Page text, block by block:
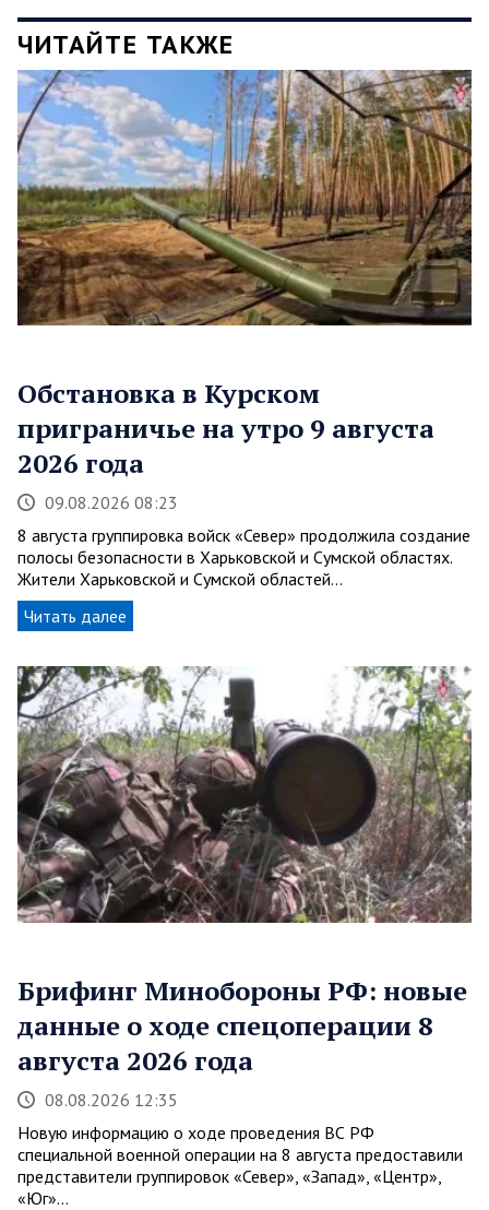
ЧИТАЙТЕ ТАКЖЕ
Обстановка в Курском
приграничье на утро 9 августа
2026 года
09.08.2026 08:23
8 августа группировка войск «Север» продолжила создание
полосы безопасности в Харьковской и Сумской областях.
Жители Харьковской и Сумской областей…
Читать далее
Брифинг Минобороны РФ: новые
данные о ходе спецоперации 8
августа 2026 года
08.08.2026 12:35
Новую информацию о ходе проведения ВС РФ
специальной военной операции на 8 августа предоставили
представители группировок «Север», «Запад», «Центр»,
«Юг»…